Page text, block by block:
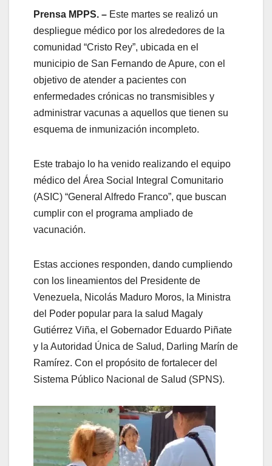
Prensa MPPS. – Este martes se realizó un
despliegue médico por los alrededores de la
comunidad “Cristo Rey”, ubicada en el
municipio de San Fernando de Apure, con el
objetivo de atender a pacientes con
enfermedades crónicas no transmisibles y
administrar vacunas a aquellos que tienen su
esquema de inmunización incompleto.
Este trabajo lo ha venido realizando el equipo
médico del Área Social Integral Comunitario
(ASIC) “General Alfredo Franco”, que buscan
cumplir con el programa ampliado de
vacunación.
Estas acciones responden, dando cumpliendo
con los lineamientos del Presidente de
Venezuela, Nicolás Maduro Moros, la Ministra
del Poder popular para la salud Magaly
Gutiérrez Viña, el Gobernador Eduardo Piñate
y la Autoridad Única de Salud, Darling Marín de
Ramírez. Con el propósito de fortalecer del
Sistema Público Nacional de Salud (SPNS).